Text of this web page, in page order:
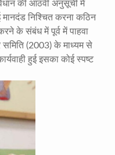
की आठवीं अनुसूची में
निश्चित करना कठिन
के संबंध में पूर्व में पाहवा
समिति (2003) के माध्यम से
हुई इसका कोई स्पष्ट